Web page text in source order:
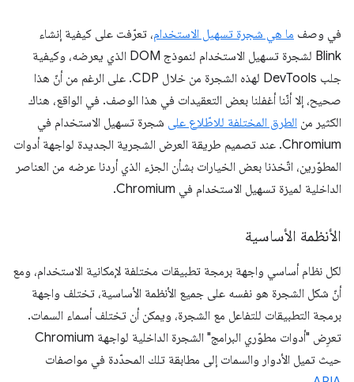
في وصف ما هي شجرة تسهيل الاستخدام، تعرّفت على كيفية إنشاء
Blink لشجرة تسهيل الاستخدام لنموذج DOM الذي يعرضه، وكيفية
جلب DevTools لهذه الشجرة من خلال CDP. على الرغم من أنّ هذا
صحيح، إلا أنّنا أغفلنا بعض التعقيدات في هذا الوصف. في الواقع، هناك
الكثير من الطرق المختلفة للاطّلاع على شجرة تسهيل الاستخدام في
Chromium. عند تصميم طريقة العرض الشجرية الجديدة لواجهة أدوات
المطوّرين، اتّخذنا بعض الخيارات بشأن الجزء الذي أردنا عرضه من العناصر
الداخلية لميزة تسهيل الاستخدام في Chromium.
الأنظمة الأساسية
لكل نظام أساسي واجهة برمجة تطبيقات مختلفة لإمكانية الاستخدام، ومع
أنّ شكل الشجرة هو نفسه على جميع الأنظمة الأساسية، تختلف واجهة
برمجة التطبيقات للتفاعل مع الشجرة، ويمكن أن تختلف أسماء السمات.
تعرِض "أدوات مطوّري البرامج" الشجرة الداخلية لواجهة Chromium
حيث تميل الأدوار والسمات إلى مطابقة تلك المحدّدة في مواصفات